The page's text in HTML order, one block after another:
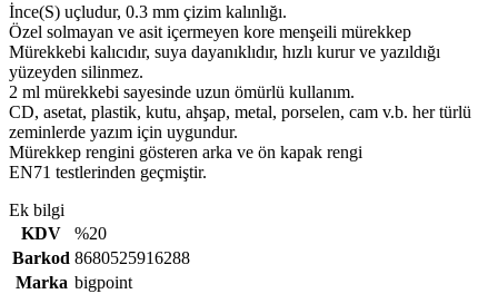
İnce(S) uçludur, 0.3 mm çizim kalınlığı.
Özel solmayan ve asit içermeyen kore menşeili mürekkep
Mürekkebi kalıcıdır, suya dayanıklıdır, hızlı kurur ve yazıldığı
yüzeyden silinmez.
2 ml mürekkebi sayesinde uzun ömürlü kullanım.
CD, asetat, plastik, kutu, ahşap, metal, porselen, cam v.b. her türlü
zeminlerde yazım için uygundur.
Mürekkep rengini gösteren arka ve ön kapak rengi
EN71 testlerinden geçmiştir.
Ek bilgi
KDV
%20
Barkod 8680525916288
Marka bigpoint